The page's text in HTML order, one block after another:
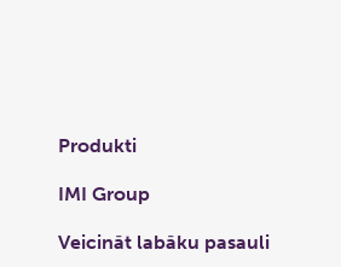
Produkti
IMI Group
Veicināt labāku pasauli